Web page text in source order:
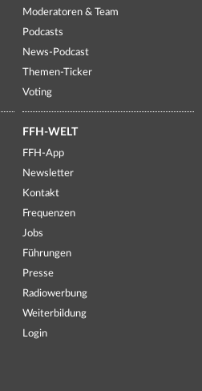
Moderatoren & Team
Podcasts
News-Podcast
Themen-Ticker
Voting
FFH-WELT
FFH-App
Newsletter
Kontakt
Frequenzen
Jobs
Führungen
Presse
Radiowerbung
Weiterbildung
Login